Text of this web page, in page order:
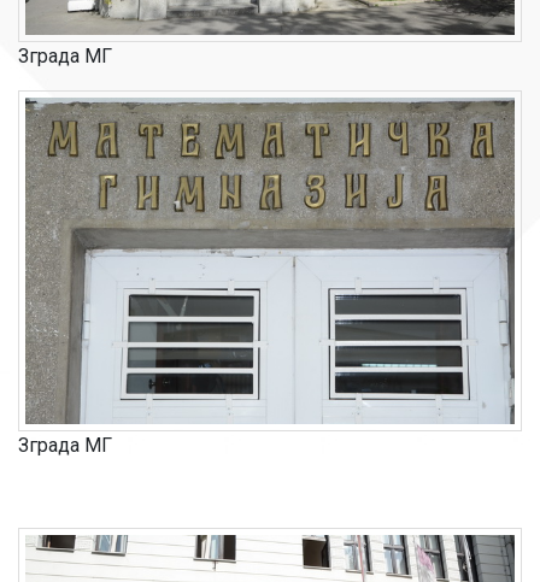
Зграда МГ
Зграда МГ